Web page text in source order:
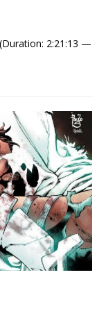
(Duration: 2:21:13 —